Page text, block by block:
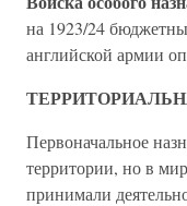
на 1923/24
английской армии
Первоначальное
территории, но в
принимали